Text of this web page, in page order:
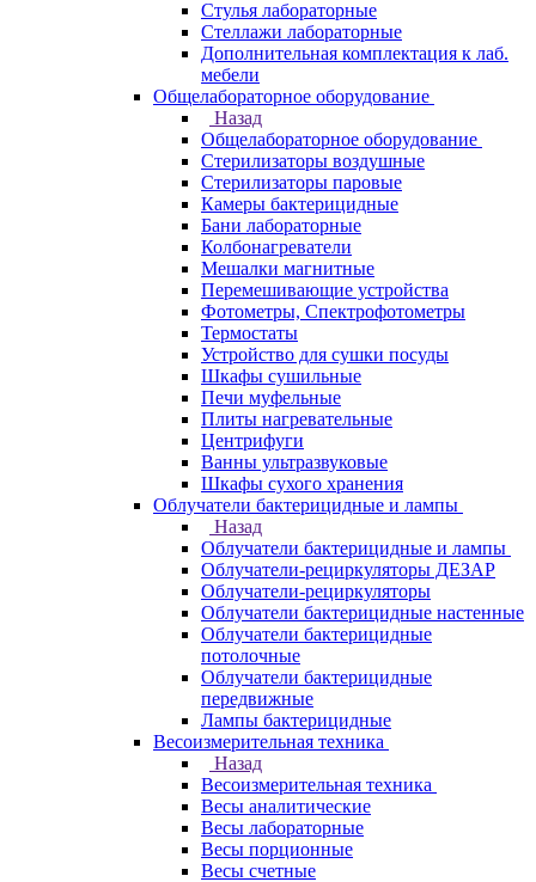
Стулья лабораторные
Стеллажи лабораторные
Дополнительная комплектация к лаб.
мебели
Общелабораторное оборудование
Назад
Общелабораторное оборудование
Стерилизаторы воздушные
Стерилизаторы паровые
Камеры бактерицидные
Бани лабораторные
Колбонагреватели
Мешалки магнитные
Перемешивающие устройства
Фотометры, Спектрофотометры
Термостаты
Устройство для сушки посуды
Шкафы сушильные
Печи муфельные
Плиты нагревательные
Центрифуги
Ванны ультразвуковые
Шкафы сухого хранения
Облучатели бактерицидные и лампы
Назад
Облучатели бактерицидные и лампы
Облучатели-рециркуляторы ДЕЗАР
Облучатели-рециркуляторы
Облучатели бактерицидные настенные
Облучатели бактерицидные
потолочные
Облучатели бактерицидные
передвижные
Лампы бактерицидные
Весоизмерительная техника
Назад
Весоизмерительная техника
Весы аналитические
Весы лабораторные
Весы порционные
Весы счетные